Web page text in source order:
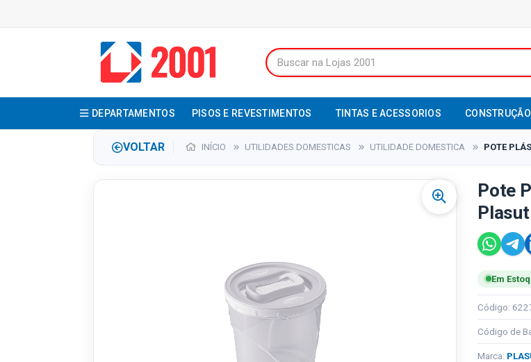
DEPARTAMENTOS PISOS E REVESTIMENTOS TINTAS E ACESSORIOS
VOLTAR INÍCIO UTILIDADES DOMESTICAS UTILIDADE DOMESTICA POTE
Pote
Em
Código:
Código de
Marca: